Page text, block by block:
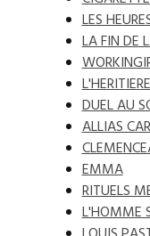
LES
LA FIN DE
L'HERITIERE
DUEL AU
ALLIAS
EMMA
RITUELS
L'HOMME